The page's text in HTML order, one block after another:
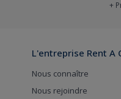
+
L'entreprise Rent A
Nous connaître
Nous rejoindre